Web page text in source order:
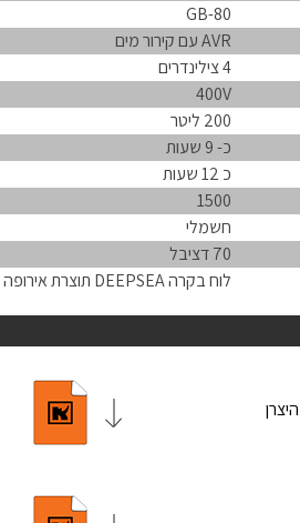
GB-80
AVR עם קירור מים
4 צילינדרים
400V
200 ליטר
כ- 9 שעות
כ 12 שעות
1500
חשמלי
70 דציבל
לוח בקרה DEEPSEA תוצרת אירופה